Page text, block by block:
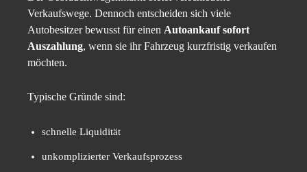
Verkaufswege. Dennoch entscheiden sich viele
Autobesitzer bewusst für einen Autoankauf sofort
Auszahlung, wenn sie ihr Fahrzeug kurzfristig verkaufen
möchten.
Typische Gründe sind:
schnelle Liquidität
unkomplizierter Verkaufsprozess